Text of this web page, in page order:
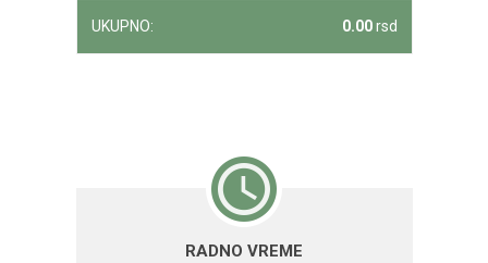
UKUPNO: 0.00rsd
RADNO VREME